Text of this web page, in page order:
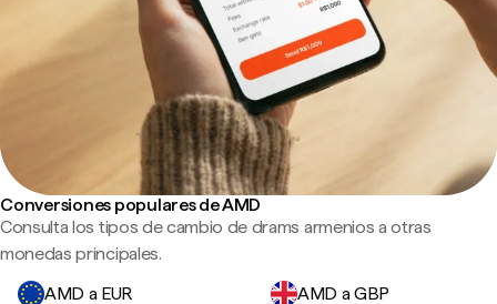
Conversiones populares de AMD
Consulta los tipos de cambio de drams armenios a otras
monedas principales.
AMD a EUR
AMD a GBP